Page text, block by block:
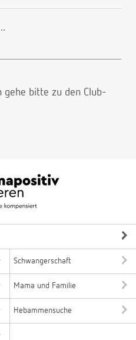
gehe bitte zu den Club-
Schwangerschaft
Mama und Familie
Hebammensuche